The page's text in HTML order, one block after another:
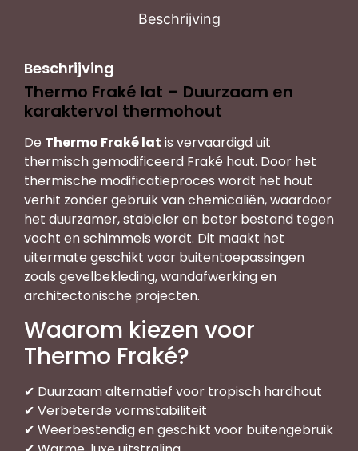
Beschrijving
Beschrijving
Thermo Fraké lat – Duurzaam en
karaktervol thermohout
De Thermo Fraké lat is vervaardigd uit
thermisch gemodificeerd Fraké hout. Door het
thermische modificatieproces wordt het hout
verhit zonder gebruik van chemicaliën, waardoor
het duurzamer, stabieler en beter bestand tegen
vocht en schimmels wordt. Dit maakt het
uitermate geschikt voor buitentoepassingen
zoals gevelbekleding, wandafwerking en
architectonische projecten.
Waarom kiezen voor
Thermo Fraké?
✔ Duurzaam alternatief voor tropisch hardhout
✔ Verbeterde vormstabiliteit
✔ Weerbestendig en geschikt voor buitengebruik